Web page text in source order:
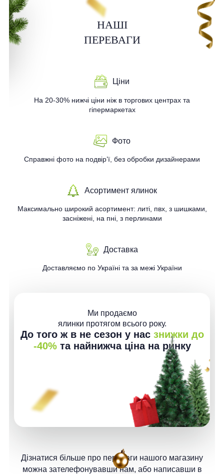
НАШІ
ПЕРЕВАГИ
Ціни
На 20-30% нижчі ціни ніж в торгових центрах та
гіпермаркетах
Фото
Справжні фото на подвір’ї, без обробки дизайнерами
Асортимент ялинок
Максимально широкий асортимент: литі, пвх, з шишками,
засніжені, на пні, з перлинами
Доставка
Доставляємо по Україні та за межі України
Ми продаємо
ялинки протягом всього року.
До того ж в не сезон у нас знижки до
-40%та найнижча ціна на ринку
Дізнатися більше про переваги нашого магазину
можна зателефонувавши нам, або написавши в